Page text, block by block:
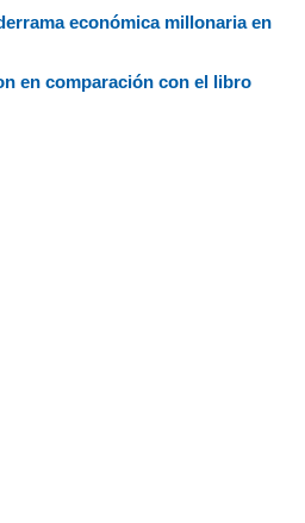
económica millonaria en
en comparación con el libro